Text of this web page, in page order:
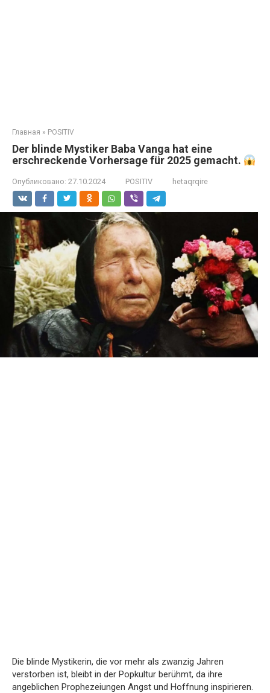
Главная » POSITIV
Der blinde Mystiker Baba Vanga hat eine
erschreckende Vorhersage für 2025 gemacht.
Опубликовано: 27.10.2024 POSITIV hetaqrqire
Die blinde Mystikerin, die vor mehr als zwanzig Jahren
verstorben ist, bleibt in der Popkultur berühmt, da ihre
angeblichen Prophezeiungen Angst und Hoffnung inspirieren.